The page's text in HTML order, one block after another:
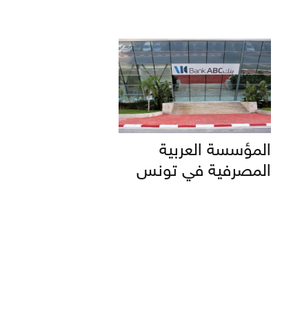
المؤسسة العربية
المصرفية في تونس